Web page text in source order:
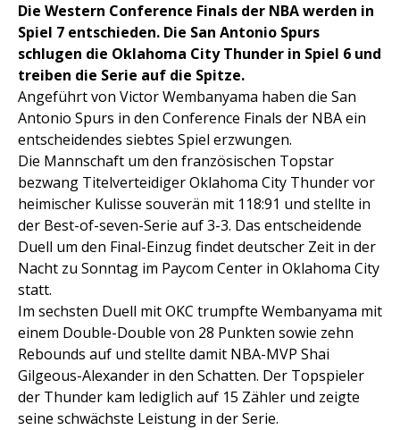
Die Western Conference Finals der NBA werden in
Spiel 7 entschieden. Die San Antonio Spurs
schlugen die Oklahoma City Thunder in Spiel 6 und
treiben die Serie auf die Spitze.
Angeführt von Victor Wembanyama haben die San
Antonio Spurs in den Conference Finals der NBA ein
entscheidendes siebtes Spiel erzwungen.
Die Mannschaft um den französischen Topstar
bezwang Titelverteidiger Oklahoma City Thunder vor
heimischer Kulisse souverän mit 118:91 und stellte in
der Best-of-seven-Serie auf 3-3. Das entscheidende
Duell um den Final-Einzug findet deutscher Zeit in der
Nacht zu Sonntag im Paycom Center in Oklahoma City
statt.
Im sechsten Duell mit OKC trumpfte Wembanyama mit
einem Double-Double von 28 Punkten sowie zehn
Rebounds auf und stellte damit NBA-MVP Shai
Gilgeous-Alexander in den Schatten. Der Topspieler
der Thunder kam lediglich auf 15 Zähler und zeigte
seine schwächste Leistung in der Serie.